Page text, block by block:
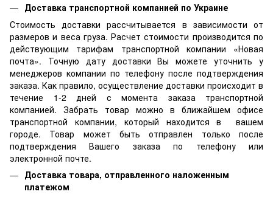
Доставка транспортной компанией по Украине
Стоимость доставки рассчитывается в зависимости от
размеров и веса груза. Расчет стоимости производится по
действующим тарифам транспортной компании «Новая
почта». Точную дату доставки Вы можете уточнить у
менеджеров компании по телефону после подтверждения
заказа. Как правило, осуществление доставки происходит в
течение 1-2 дней с момента заказа транспортной
компанией. Забрать товар можно в ближайшем офисе
транспортной компании, который находится в вашем
городе. Товар может быть отправлен только после
подтверждения Вашего заказа по телефону или
электронной почте.
Доставка товара, отправленного наложенным
платежом